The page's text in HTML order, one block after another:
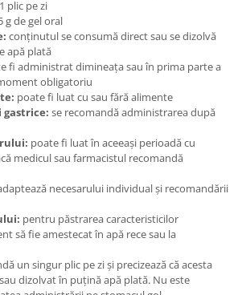
1 plic pe zi
g de gel oral
conținutul se consumă direct sau se dizolvă
apă plată
fi administrat dimineața sau în prima parte a
obligatoriu
poate fi luat cu sau fără alimente
se recomandă administrarea după
poate fi luat în aceeași perioadă cu
medicul sau farmacistul recomandă
necesarului individual și recomandării
pentru păstrarea caracteristicilor
să fie amestecat în apă rece sau la
un singur plic pe zi și precizează că acesta
dizolvat în puțină apă plată. Nu este